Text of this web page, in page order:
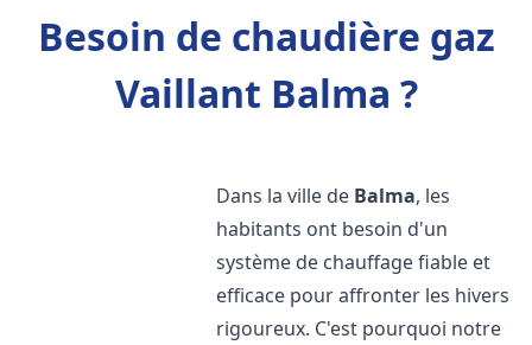
Besoin de chaudière gaz
Vaillant Balma ?
Dans la ville de Balma, les
habitants ont besoin d'un
système de chauffage fiable et
efficace pour affronter les hivers
rigoureux. C'est pourquoi notre